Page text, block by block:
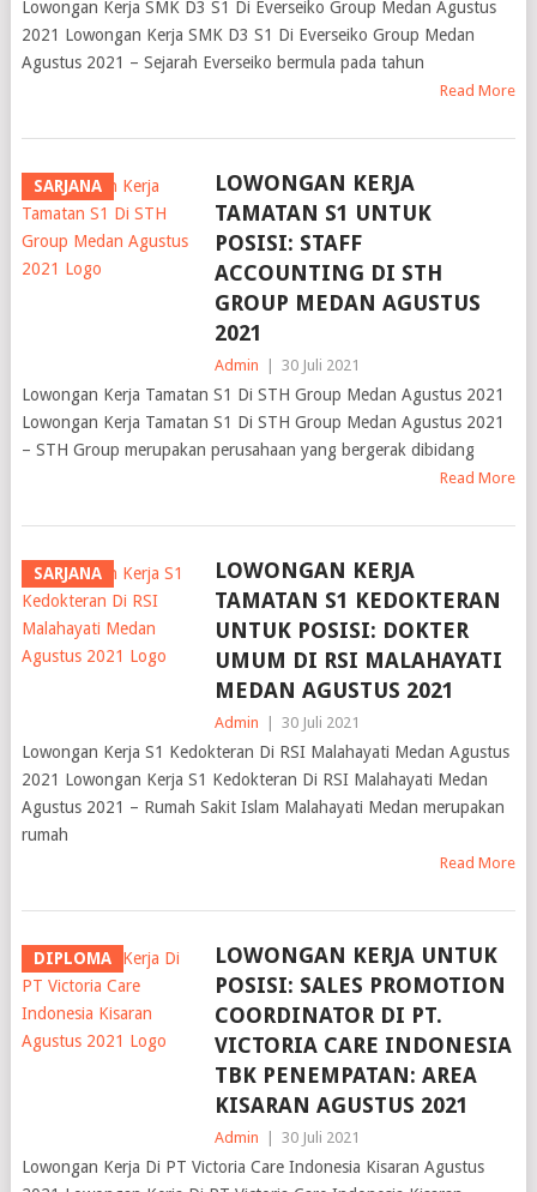
Lowongan Kerja SMK D3 S1 Di Everseiko Group Medan Agustus
2021 Lowongan Kerja SMK D3 S1 Di Everseiko Group Medan
Agustus 2021 – Sejarah Everseiko bermula pada tahun
Read More
SARJANA
LOWONGAN KERJA
TAMATAN S1 UNTUK
POSISI: STAFF
ACCOUNTING DI STH
GROUP MEDAN AGUSTUS
2021
Admin 30 Juli 2021
Lowongan Kerja Tamatan S1 Di STH Group Medan Agustus 2021
Lowongan Kerja Tamatan S1 Di STH Group Medan Agustus 2021
– STH Group merupakan perusahaan yang bergerak dibidang
Read More
SARJANA
LOWONGAN KERJA
TAMATAN S1 KEDOKTERAN
UNTUK POSISI: DOKTER
UMUM DI RSI MALAHAYATI
MEDAN AGUSTUS 2021
Admin 30 Juli 2021
Lowongan Kerja S1 Kedokteran Di RSI Malahayati Medan Agustus
2021 Lowongan Kerja S1 Kedokteran Di RSI Malahayati Medan
Agustus 2021 – Rumah Sakit Islam Malahayati Medan merupakan
rumah
Read More
DIPLOMA
LOWONGAN KERJA UNTUK
POSISI: SALES PROMOTION
COORDINATOR DI PT.
VICTORIA CARE INDONESIA
TBK PENEMPATAN: AREA
KISARAN AGUSTUS 2021
Admin 30 Juli 2021
Lowongan Kerja Di PT Victoria Care Indonesia Kisaran Agustus